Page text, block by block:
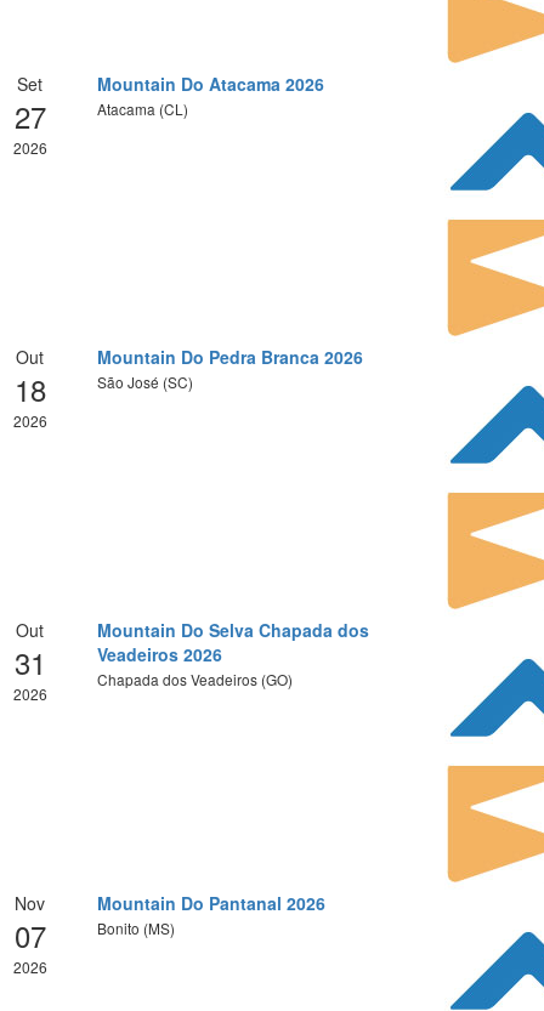
Set
27
2026
Mountain Do Atacama 2026
Atacama (CL)
Out
18
2026
Mountain Do Pedra Branca 2026
São José (SC)
Out
31
2026
Mountain Do Selva Chapada dos
Veadeiros 2026
Chapada dos Veadeiros (GO)
Nov
07
2026
Mountain Do Pantanal 2026
Bonito (MS)